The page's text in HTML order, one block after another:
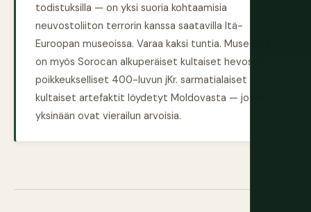
todistuksilla — on yksi suoria kohtaamisia
neuvostoliiton terrorin kanssa saatavilla Itä-
Euroopan museoissa. Varaa kaksi tuntia. Museossa
on myös Sorocan alkuperäiset kultaiset hevoset —
poikkeukselliset 400-luvun jKr. sarmatialaiset
kultaiset artefaktit löydetyt Moldovasta — jotka
yksinään ovat vierailun arvoisia.